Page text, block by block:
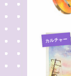
カルチャー